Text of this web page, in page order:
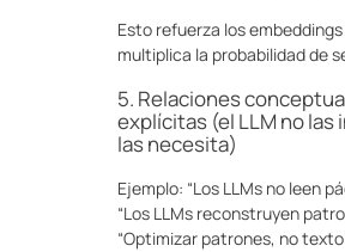
Esto refuerza los
multiplica la probabilidad de
5. Relaciones
explícitas (el LLM no las
las necesita)
Ejemplo: “Los LLMs no leen
“Los LLMs reconstruyen
“Optimizar patrones, no